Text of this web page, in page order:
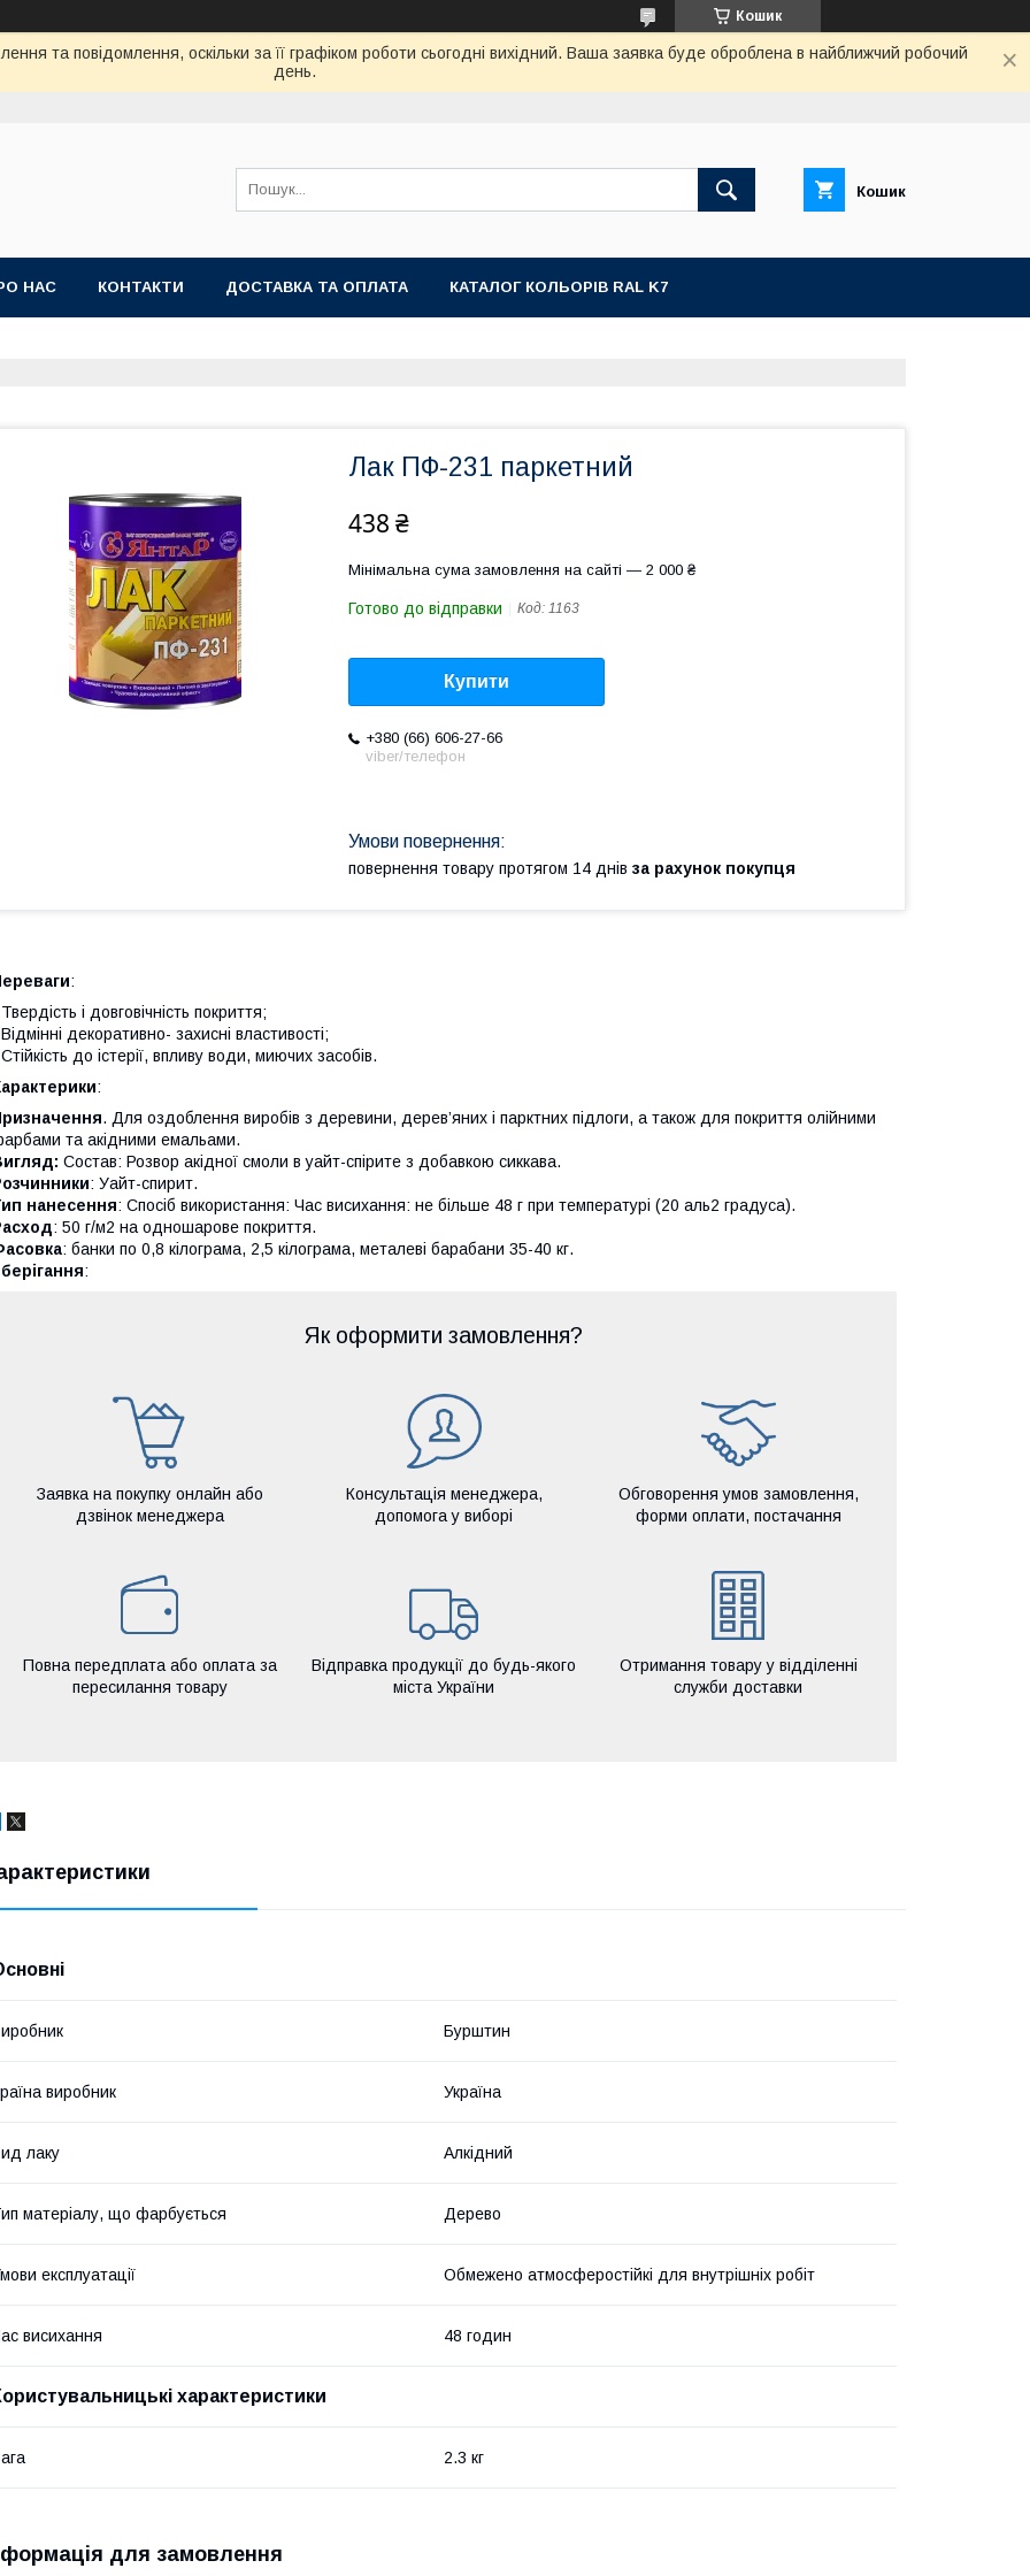
Кошик
та повідомлення, оскільки за її графіком роботи сьогодні вихідний. Ваша заявка буде оброблена в найближчий робочий
день.
Кошик
НАС КОНТАКТИ ДОСТАВКА ТА ОПЛАТА КАТАЛОГ КОЛЬОРІВ RAL K7
Лак ПФ-231 паркетний
438 ₴
Мінімальна сума замовлення на сайті — 2 000 ₴
Готово до відправки Код: 1163
Купити
+380 (66) 606-27-66
viber/телефон
повернення товару протягом 14 днів за рахунок покупця
:
і довговічність покриття;
декоративно- захисні властивості;
до істерії, впливу води, миючих засобів.
:
. Для оздоблення виробів з деревини, дерев’яних і парктних підлоги, а також для покриття олійними
та акідними емальами.
Состав: Розвор акідної смоли в уайт-спірите з добавкою сиккава.
: Уайт-спирит.
нанесення: Спосіб використання: Час висихання: не більше 48 г при температурі (20 аль2 градуса).
: 50 г/м2 на одношарове покриття.
: банки по 0,8 кілограма, 2,5 кілограма, металеві барабани 35-40 кг.
:
Як оформити замовлення?
Заявка на покупку онлайн або
дзвінок менеджера
Консультація менеджера,
допомога у виборі
Обговорення умов замовлення,
форми оплати, постачання
Повна передплата або оплата за
пересилання товару
Відправка продукції до будь-якого
міста України
Отримання товару у відділенні
служби доставки
Бурштин
виробник Україна
лаку Алкідний
матеріалу, що фарбується Дерево
експлуатації Обмежено атмосферостійкі для внутрішніх робіт
висихання 48 годин
характеристики
2.3 кг
для замовлення